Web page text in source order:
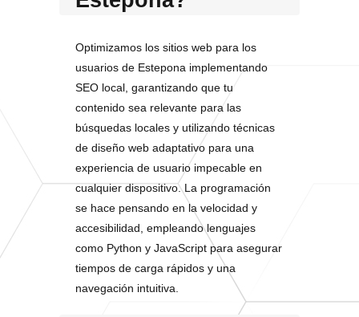
Optimizamos los sitios web para los
usuarios de Estepona implementando
SEO local, garantizando que tu
contenido sea relevante para las
búsquedas locales y utilizando técnicas
de diseño web adaptativo para una
experiencia de usuario impecable en
cualquier dispositivo. La programación
se hace pensando en la velocidad y
accesibilidad, empleando lenguajes
como Python y JavaScript para asegurar
tiempos de carga rápidos y una
navegación intuitiva.